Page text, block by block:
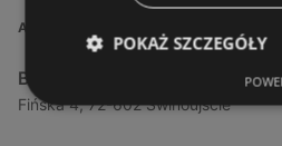
ADRES
Biedronka
Fińska 4, 72-602 Świnoujście
POKAŻ SZCZEGÓŁY